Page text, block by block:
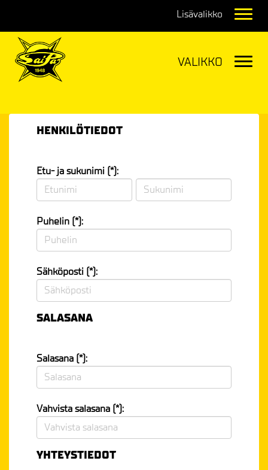
HENKILÖTIEDOT
Etu- ja sukunimi (*):
Puhelin (*):
Sähköposti (*):
SALASANA
Salasana (*):
Vahvista salasana (*):
YHTEYSTIEDOT